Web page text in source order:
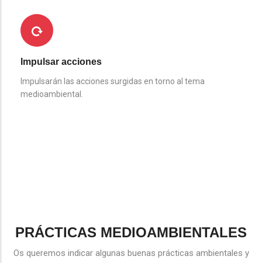
Impulsar acciones
Impulsarán las acciones surgidas en torno al tema
medioambiental.
PRÁCTICAS MEDIOAMBIENTALES
Os queremos indicar algunas buenas prácticas ambientales y